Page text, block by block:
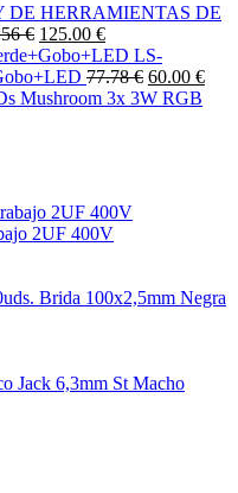
DE HERRAMIENTAS DE
€ 125.00 €
LS-
77.78 € 60.00 €
Mushroom 3x 3W RGB
2UF 400V
Brida 100x2,5mm Negra
Jack 6,3mm St Macho